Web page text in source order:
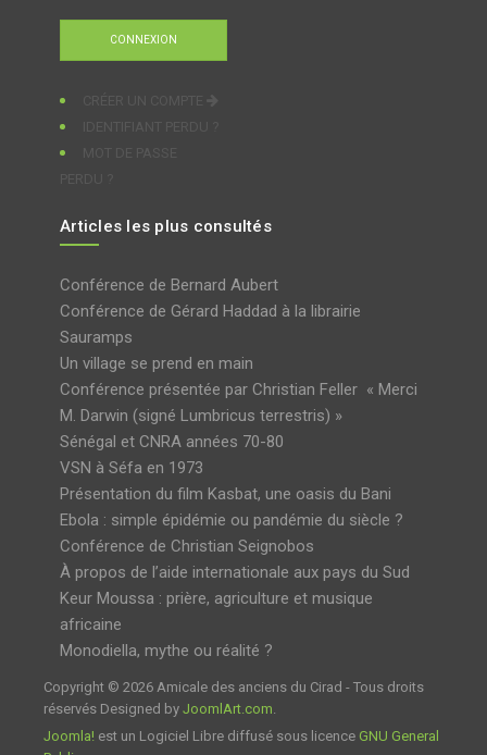
Articles les plus consultés
Conférence de Bernard Aubert
Conférence de Gérard Haddad à la librairie
Sauramps
Un village se prend en main
Conférence présentée par Christian Feller « Merci
M. Darwin (signé Lumbricus terrestris) »
Sénégal et CNRA années 70-80
VSN à Séfa en 1973
Présentation du film Kasbat, une oasis du Bani
Ebola : simple épidémie ou pandémie du siècle ?
Conférence de Christian Seignobos
À propos de l’aide internationale aux pays du Sud
Keur Moussa : prière, agriculture et musique
africaine
Monodiella, mythe ou réalité ?
Copyright © 2026 Amicale des anciens du Cirad - Tous droits
réservés Designed by JoomlArt.com
Joomla! est un Logiciel Libre diffusé sous licence GNU General